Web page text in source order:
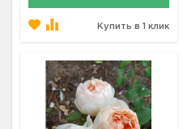
Купить в 1 клик